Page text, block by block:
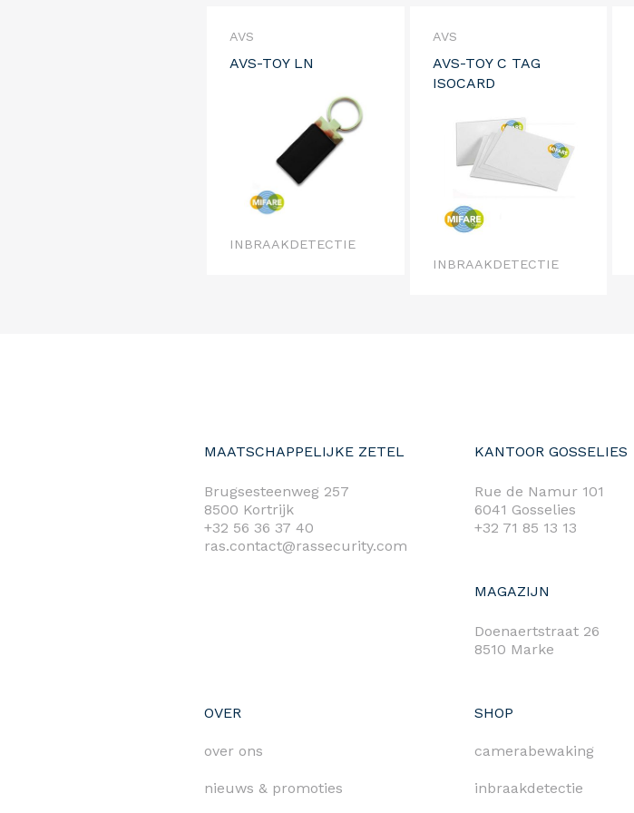
AVS
AVS-TOY LN
INBRAAKDETECTIE
AVS
AVS-TOY C TAG
ISOCARD
INBRAAKDETECTIE
MAATSCHAPPELIJKE ZETEL
Brugsesteenweg 257
8500 Kortrijk
+32 56 36 37 40
ras.contact@rassecurity.com
KANTOOR GOSSELIES
Rue de Namur 101
6041 Gosselies
+32 71 85 13 13
MAGAZIJN
Doenaertstraat 26
8510 Marke
OVER
over ons
nieuws & promoties
SHOP
camerabewaking
inbraakdetectie